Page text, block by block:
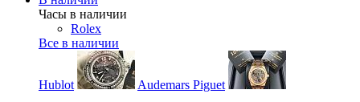
Часы в наличии
Rolex
Все в наличии
Hublot Audemars Piguet